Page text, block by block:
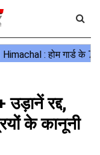
रद्द,
के कानूनी